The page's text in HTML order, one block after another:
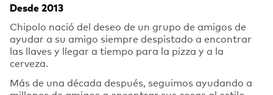
Desde 2013
Chipolo nació del deseo de un grupo de amigos de
ayudar a su amigo siempre despistado a encontrar
las llaves y llegar a tiempo para la pizza y a la
cerveza.
Más de una década después, seguimos ayudando a